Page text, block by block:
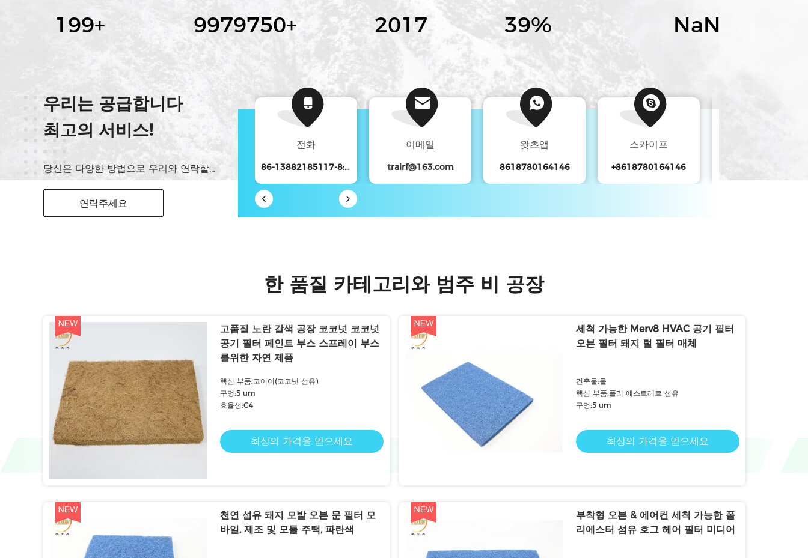
200+ 10000000+ 2022 40% NaN
우리는 공급합니다
최고의 서비스!
당신은 다양한 방법으로 우리와 연락할 수 있습니다
연락주세요
위챗
13882185117
전화
86-13882185117-8:30-17:30
이메일
trairf@163.com
왓츠앱
8618780164146
스카이프
+8618780164146
한 품질 카테고리와 범주 비 공장
고품질 노란 갈색 공장 코코넛 코코넛
공기 필터 페인트 부스 스프레이 부스
를위한 자연 제품
핵심 부품:코이어(코코넛 섬유)
구멍:5 um
효율성:G4
최상의 가격을 얻으세요
세척 가능한 Merv8 HVAC 공기 필터
오븐 필터 돼지 털 필터 매체
건축물:롤
핵심 부품:폴리 에스트레르 섬유
구멍:5 um
최상의 가격을 얻으세요
천연 섬유 돼지 모발 오븐 문 필터 모
바일, 제조 및 모듈 주택, 파란색
부착형 오븐 & 에어컨 세척 가능한 폴
리에스터 섬유 호그 헤어 필터 미디어